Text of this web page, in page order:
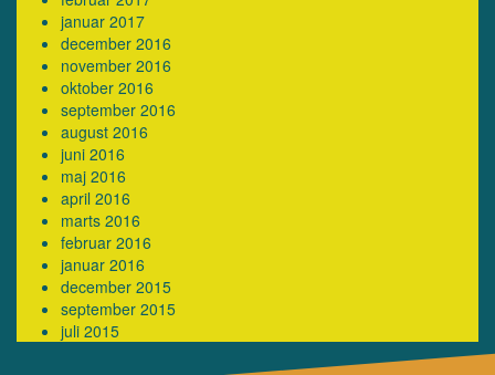
januar 2017
december 2016
november 2016
oktober 2016
september 2016
august 2016
juni 2016
maj 2016
april 2016
marts 2016
februar 2016
januar 2016
december 2015
september 2015
juli 2015